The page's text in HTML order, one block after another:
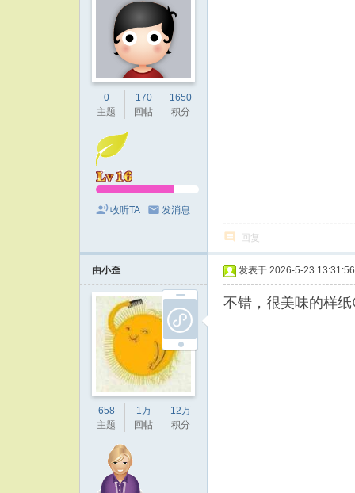
0
主题
170
回帖
1650
积分
收听TA 发消息
回复
由小歪
658
主题
1万
回帖
12万
积分
发表于 2026-5-23 13:31:56
不错，很美味的样